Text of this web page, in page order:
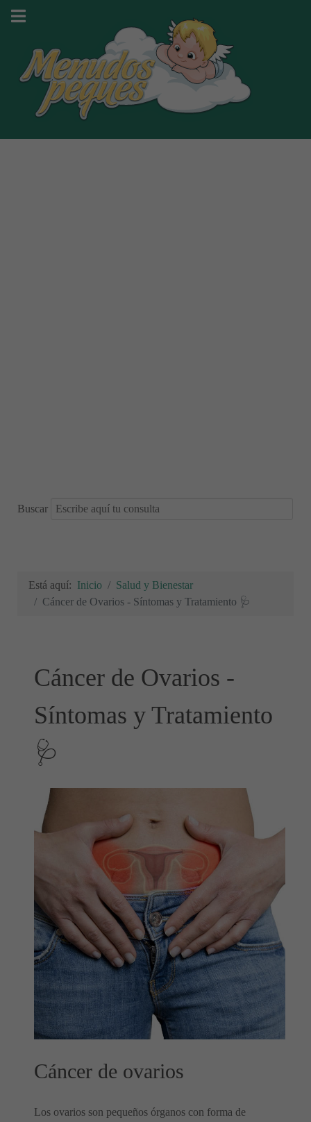
Buscar
Está aquí: Inicio
Salud y Bienestar
Cáncer de Ovarios - Síntomas y Tratamiento 🩺
Cáncer de Ovarios -
Síntomas y Tratamiento
🩺
Cáncer de ovarios
Los ovarios son pequeños órganos con forma de